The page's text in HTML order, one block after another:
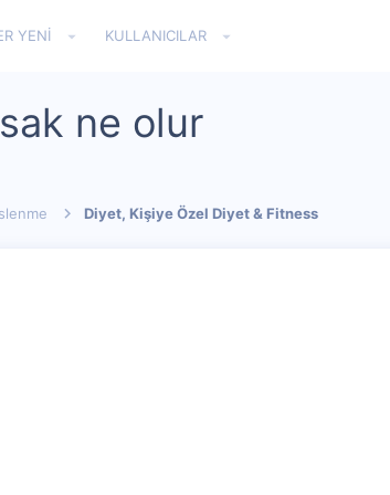
YENI KULLANICILAR
ne olur
Diyet, Kişiye Özel Diyet & Fitness